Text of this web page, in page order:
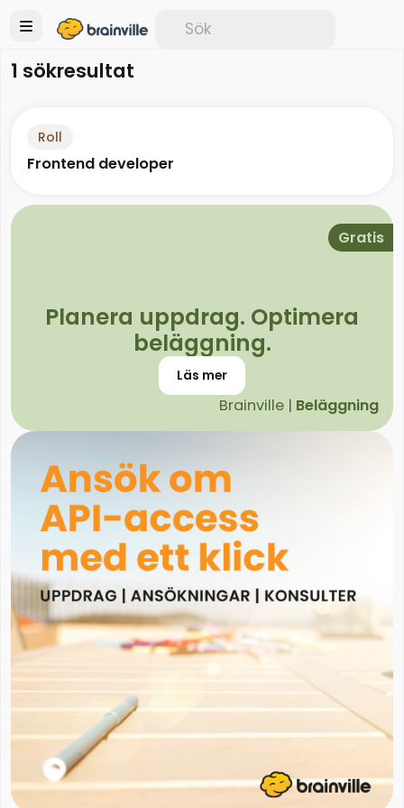
1 sökresultat
Roll
Frontend developer
Gratis
Planera uppdrag. Optimera
beläggning.
Läs mer
Brainville | Beläggning